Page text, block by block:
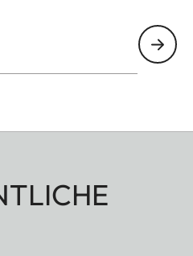
Ausführungen
eloxiert oder silber